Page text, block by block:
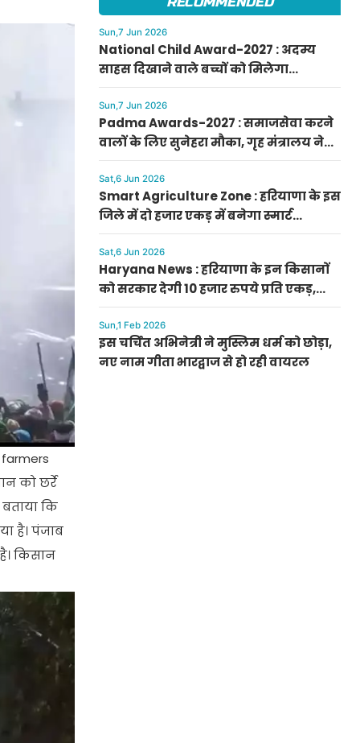
को छर्रे
कि
है। पंजाब
किसान
Sun,7 Jun 2026
National Child Award-2027 : अदम्य
साहस दिखाने वाले बच्चों को मिलेगा
प्रधानमंत्री राष्ट्रीय बाल पुरस्कार-2027, ऐसे
करें आवेदन
Sun,7 Jun 2026
Padma Awards-2027 : समाजसेवा करने
वालों के लिए सुनेहरा मौका, गृह मंत्रालय ने
निकाले पद्म पुरस्कार-2027 के लिए आवेदन
Sat,6 Jun 2026
Smart Agriculture Zone : हरियाणा के इस
जिले में दो हजार एकड़ में बनेगा स्मार्ट
एग्रीकल्चर जोन
Sat,6 Jun 2026
Haryana News : हरियाणा के इन किसानों
को सरकार देगी 10 हजार रुपये प्रति एकड़,
सीएम सैनी की घोषणा
Sun,1 Feb 2026
इस चर्चित अभिनेत्री ने मुस्लिम धर्म को छोड़ा,
नए नाम गीता भारद्वाज से हो रही वायरल